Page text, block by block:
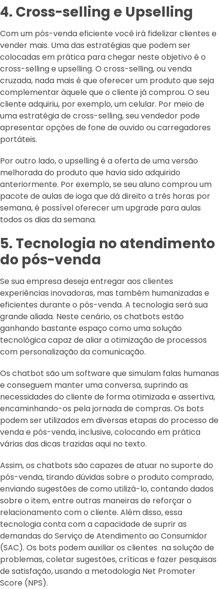
4. Cross-selling e Upselling
Com um pós-venda eficiente você irá fidelizar clientes e
vender mais. Uma das estratégias que podem ser
colocadas em prática para chegar neste objetivo é o
cross-selling e upselling. O cross-selling, ou venda
cruzada, nada mais é que oferecer um produto que seja
complementar àquele que o cliente já comprou. O seu
cliente adquiriu, por exemplo, um celular. Por meio de
uma estratégia de cross-selling, seu vendedor pode
apresentar opções de fone de ouvido ou carregadores
portáteis.
Por outro lado, o upselling é a oferta de uma versão
melhorada do produto que havia sido adquirido
anteriormente. Por exemplo, se seu aluno comprou um
pacote de aulas de ioga que dá direito a três horas por
semana, é possível oferecer um upgrade para aulas
todos os dias da semana.
5. Tecnologia no atendimento
do pós-venda
Se sua empresa deseja entregar aos clientes
experiências inovadoras, mas também humanizadas e
eficientes durante o pós-venda. A tecnologia será sua
grande aliada. Neste cenário, os chatbots estão
ganhando bastante espaço como uma solução
tecnológica capaz de aliar a otimização de processos
com personalização da comunicação.
Os chatbot são um software que simulam falas humanas
e conseguem manter uma conversa, suprindo as
necessidades do cliente de forma otimizada e assertiva,
encaminhando-os pela jornada de compras. Os bots
podem ser utilizados em diversas etapas do processo de
venda e pós-venda, inclusive, colocando em prática
várias das dicas trazidas aqui no texto.
Assim, os chatbots são capazes de atuar no suporte do
pós-venda, tirando dúvidas sobre o produto comprado,
enviando sugestões de como utilizá-lo, contando dados
sobre o item, entre outras maneiras de reforçar o
relacionamento com o cliente. Além disso, essa
tecnologia conta com a capacidade de suprir as
demandas do Serviço de Atendimento ao Consumidor
(SAC). Os bots podem auxiliar os clientes na solução de
problemas, coletar sugestões, críticas e fazer pesquisas
de satisfação, usando a metodologia Net Promoter
Score (NPS).